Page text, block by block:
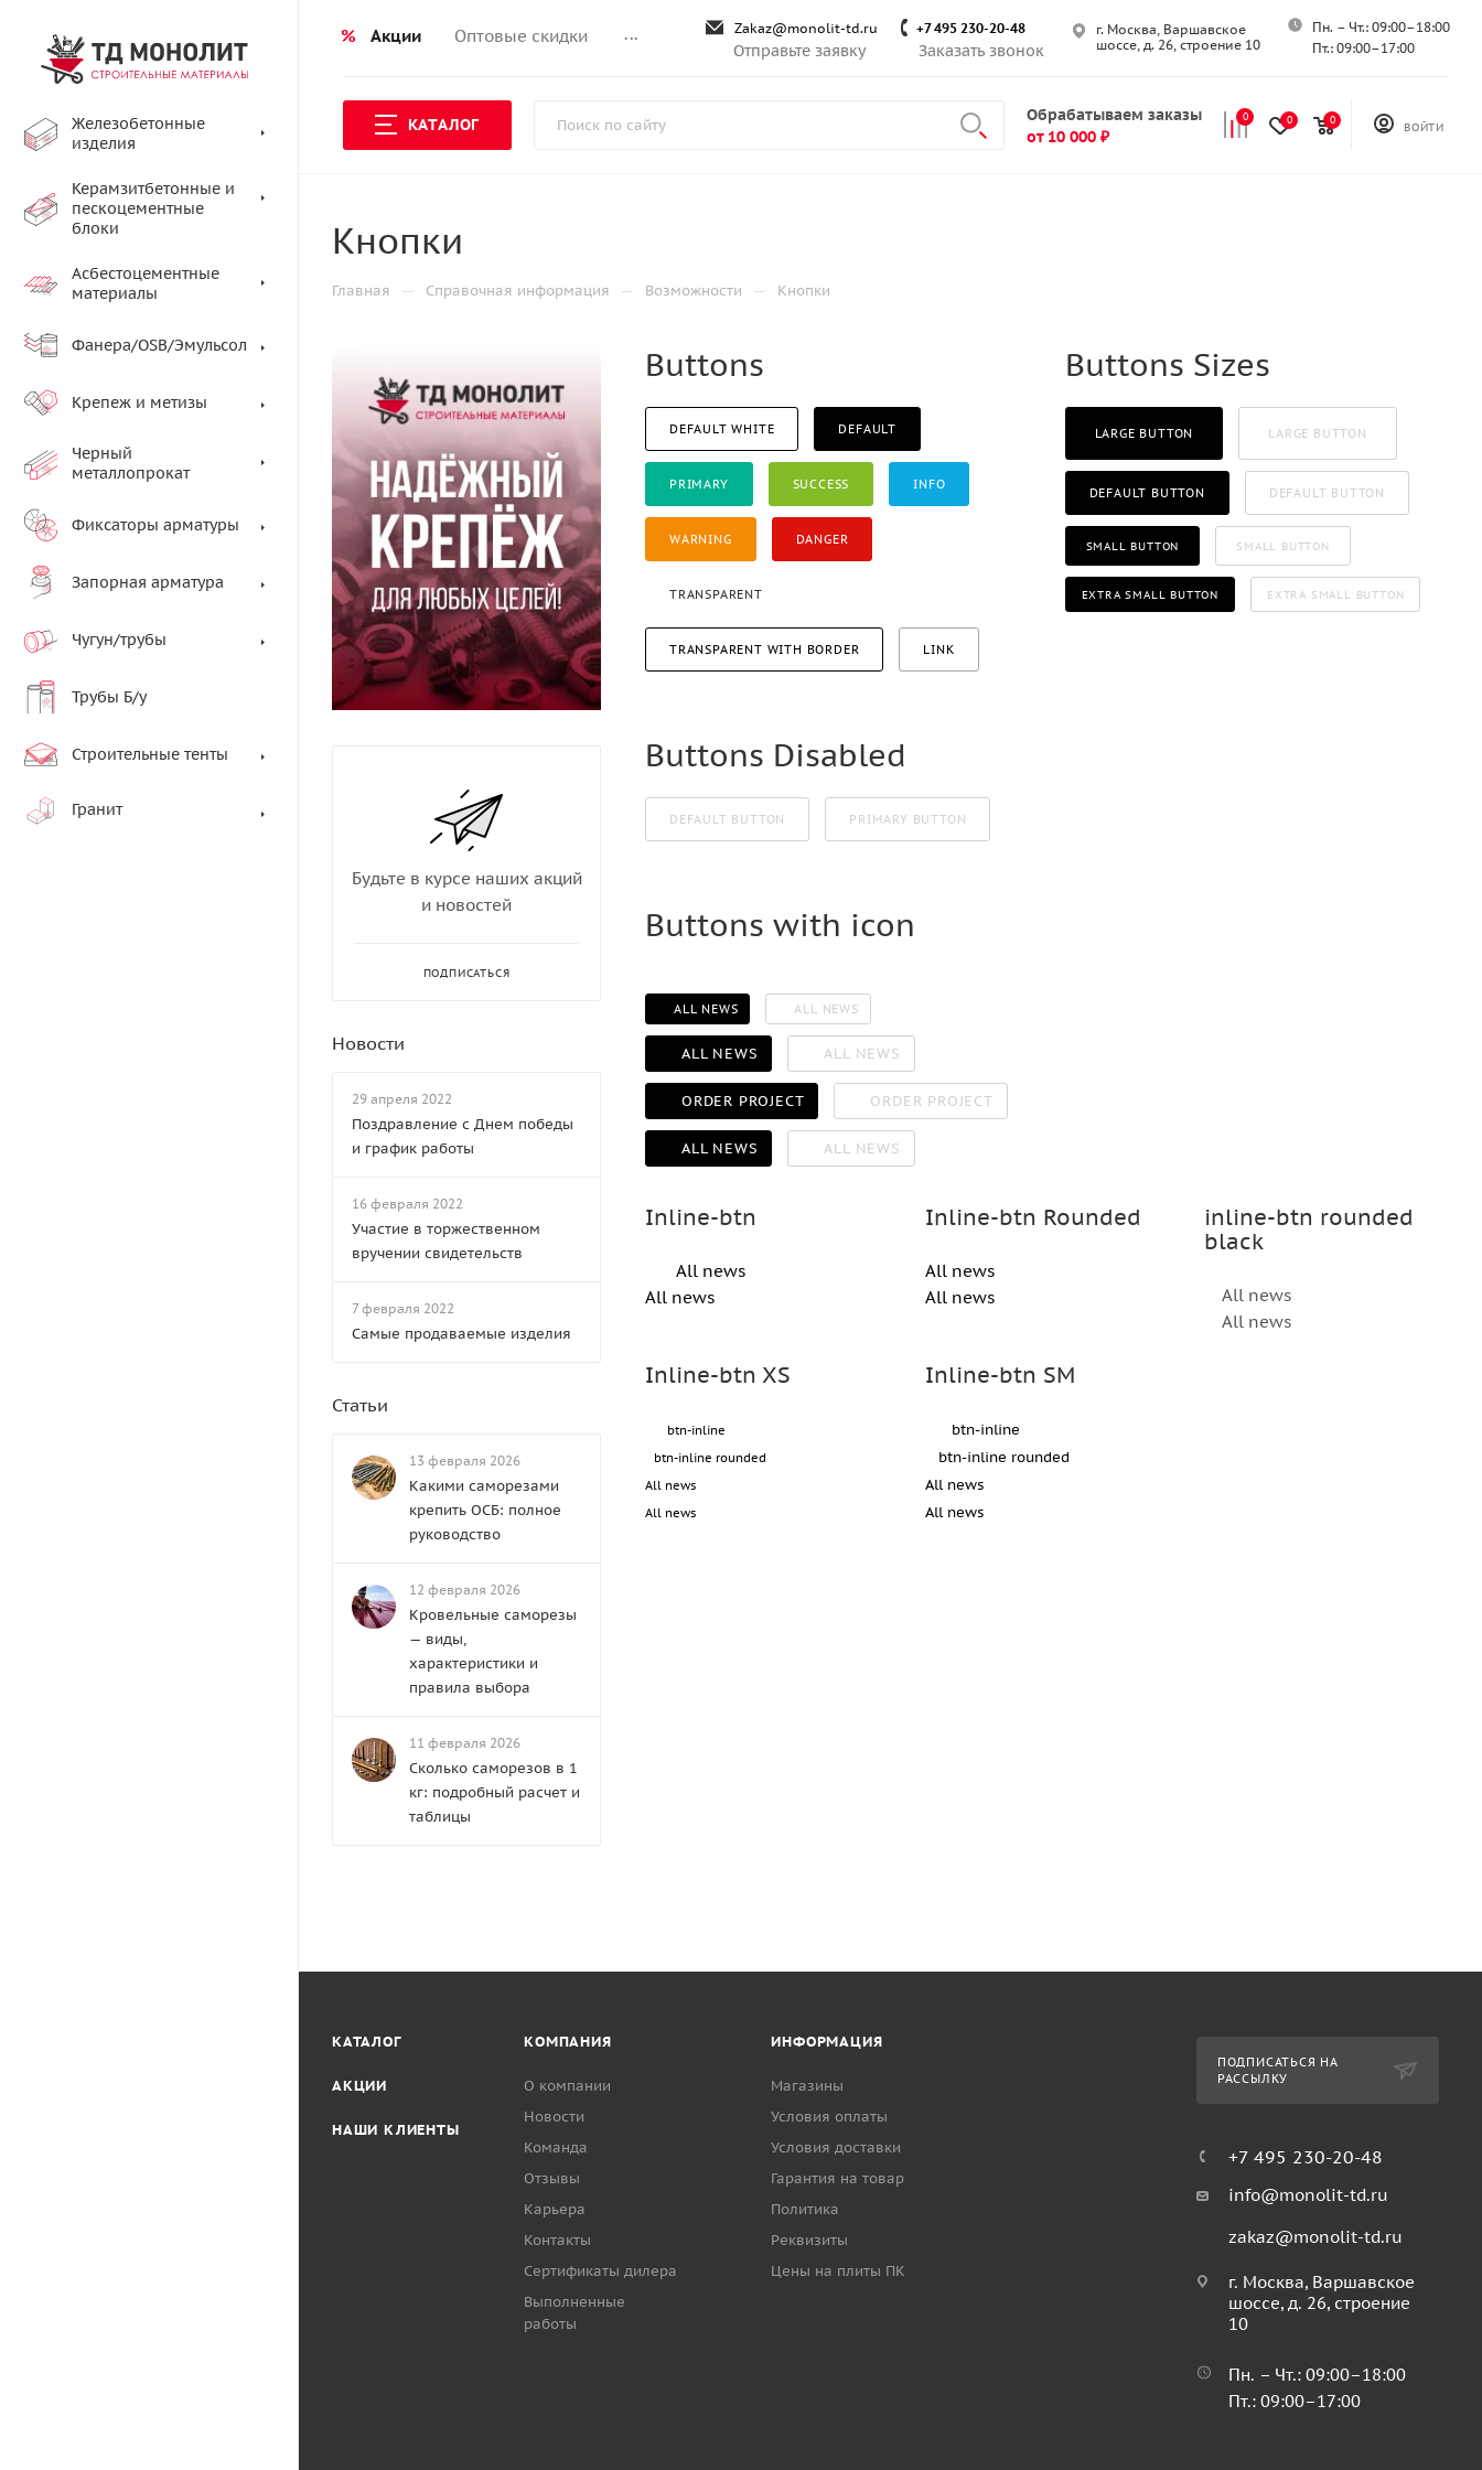
% Акции Оптовые скидки ... Zakaz@monolit-td.ru
Отправьте заявку
+7 495 230-20-48
Заказать звонок
г. Москва, Варшавское
шоссе, д. 26, строение 10
Пн. – Чт.: 09:00–18:00
Пт.: 09:00–17:00
КАТАЛОГ
Обрабатываем заказы
от 10 000 ₽
0 0 0
ВОЙТИ
Железобетонные
изделия
Керамзитбетонные и
пескоцементные
блоки
Асбестоцементные
материалы
Фанера/OSB/Эмульсол
Крепеж и метизы
Черный
металлопрокат
Фиксаторы арматуры
Запорная арматура
Чугун/трубы
Трубы Б/у
Строительные тенты
Гранит
Кнопки
Главная — Справочная информация — Возможности — Кнопки
Buttons
DEFAULT WHITE DEFAULT
PRIMARY SUCCESS INFO
WARNING DANGER
TRANSPARENT
TRANSPARENT WITH BORDER LINK
Buttons Disabled
DEFAULT BUTTON PRIMARY BUTTON
Buttons with icon
ALL NEWS ALL NEWS
ALL NEWS ALL NEWS
ORDER PROJECT ORDER PROJECT
ALL NEWS ALL NEWS
Buttons Sizes
LARGE BUTTON LARGE BUTTON
DEFAULT BUTTON DEFAULT BUTTON
SMALL BUTTON SMALL BUTTON
EXTRA SMALL BUTTON EXTRA SMALL BUTTON
Inline-btn
All news
All news
Inline-btn Rounded
All news
All news
inline-btn rounded
black
All news
All news
Inline-btn XS
btn-inline
btn-inline rounded
All news
All news
Inline-btn SM
btn-inline
btn-inline rounded
All news
All news
Будьте в курсе наших акций
и новостей
ПОДПИСАТЬСЯ
Новости
29 апреля 2022
Поздравление с Днем победы
и график работы
16 февраля 2022
Участие в торжественном
вручении свидетельств
7 февраля 2022
Самые продаваемые изделия
Статьи
13 февраля 2026
Какими саморезами
крепить ОСБ: полное
руководство
12 февраля 2026
Кровельные саморезы
— виды,
характеристики и
правила выбора
11 февраля 2026
Сколько саморезов в 1
кг: подробный расчет и
таблицы
КАТАЛОГ
АКЦИИ
НАШИ КЛИЕНТЫ
КОМПАНИЯ
О компании
Новости
Команда
Отзывы
Карьера
Контакты
Сертификаты дилера
Выполненные
работы
ИНФОРМАЦИЯ
Магазины
Условия оплаты
Условия доставки
Гарантия на товар
Политика
Реквизиты
Цены на плиты ПК
ПОДПИСАТЬСЯ НА
РАССЫЛКУ
+7 495 230-20-48
info@monolit-td.ru
zakaz@monolit-td.ru
г. Москва, Варшавское
шоссе, д. 26, строение
10
Пн. – Чт.: 09:00–18:00
Пт.: 09:00–17:00